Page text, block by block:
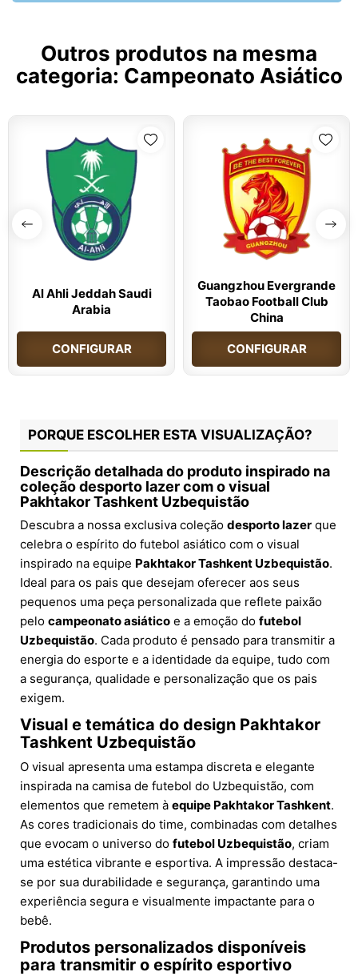
Outros produtos na mesma
categoria: Campeonato Asiático
Al Ahli Jeddah Saudi
Arabia
CONFIGURAR
Guangzhou Evergrande
Taobao Football Club
China
CONFIGURAR
PORQUE ESCOLHER ESTA VISUALIZAÇÃO?
Descrição detalhada do produto inspirado na
coleção desporto lazer com o visual
Pakhtakor Tashkent Uzbequistão
Descubra a nossa exclusiva coleção desporto lazer que
celebra o espírito do futebol asiático com o visual
inspirado na equipe Pakhtakor Tashkent Uzbequistão.
Ideal para os pais que desejam oferecer aos seus
pequenos uma peça personalizada que reflete paixão
pelo campeonato asiático e a emoção do futebol
Uzbequistão. Cada produto é pensado para transmitir a
energia do esporte e a identidade da equipe, tudo com
a segurança, qualidade e personalização que os pais
exigem.
Visual e temática do design Pakhtakor
Tashkent Uzbequistão
O visual apresenta uma estampa discreta e elegante
inspirada na camisa de futebol do Uzbequistão, com
elementos que remetem à equipe Pakhtakor Tashkent.
As cores tradicionais do time, combinadas com detalhes
que evocam o universo do futebol Uzbequistão, criam
uma estética vibrante e esportiva. A impressão destaca-
se por sua durabilidade e segurança, garantindo uma
experiência segura e visualmente impactante para o
bebê.
Produtos personalizados disponíveis
para transmitir o espírito esportivo